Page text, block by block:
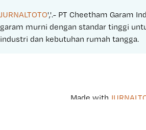
JURNALTOTO','.- PT Cheetham Garam
garam murni dengan standar tinggi
industri dan kebutuhan rumah tangga.
Made with